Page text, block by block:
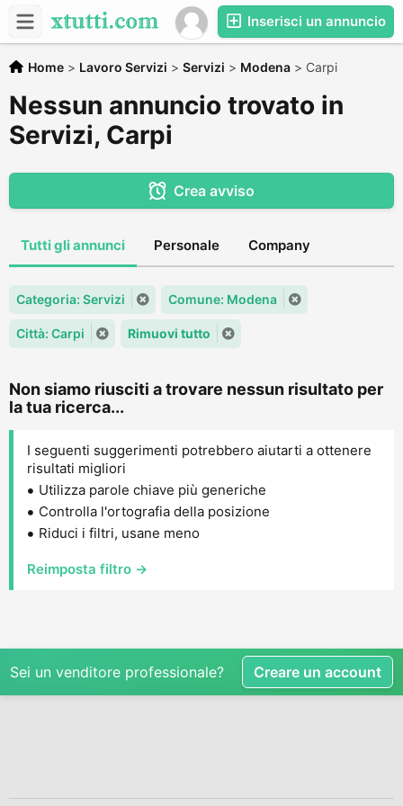
Inserisci un annuncio
Home > Lavoro Servizi > Servizi > Modena > Carpi
Nessun annuncio trovato in
Servizi, Carpi
Crea avviso
Tutti gli annunci Personale Company
Categoria: Servizi Comune: Modena
Città: Carpi Rimuovi tutto
Non siamo riusciti a trovare nessun risultato per
la tua ricerca...
I seguenti suggerimenti potrebbero aiutarti a ottenere
risultati migliori
Utilizza parole chiave più generiche
Controlla l'ortografia della posizione
Riduci i filtri, usane meno
Reimposta filtro →
Sei un venditore professionale? Creare un account